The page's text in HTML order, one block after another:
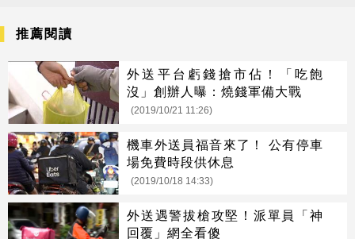
推薦閱讀
外送平台虧錢搶市佔！「吃飽
沒」創辦人曝：燒錢軍備大戰
(2019/10/21 11:26)
機車外送員福音來了！ 公有停車
場免費時段供休息
(2019/10/18 14:33)
外送遇警拔槍攻堅！派單員「神
回覆」網全看傻